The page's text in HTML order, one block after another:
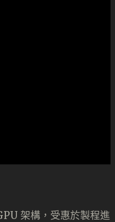
架構，受惠於製程進